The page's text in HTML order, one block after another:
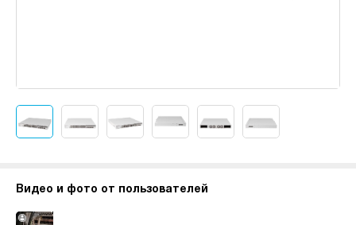
Видео и фото от пользователей